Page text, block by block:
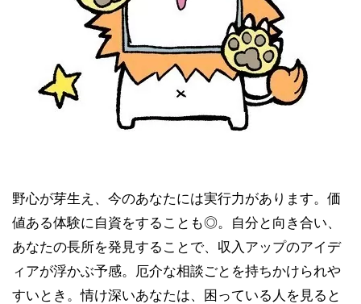
野心が芽生え、今のあなたには実行力があります。価
値ある体験に自資をすることも◎。自分と向き合い、
あなたの長所を発見することで、収入アップのアイデ
ィアが浮かぶ予感。厄介な相談ごとを持ちかけられや
すいとき。情け深いあなたは、困っている人を見ると